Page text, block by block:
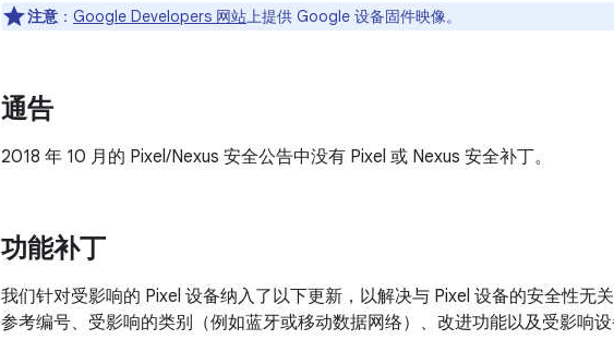
注意 ： Google Developers 网站上提供 Google 设备固件映像。
通告
2018 年 10 月的 Pixel/Nexus 安全公告中没有 Pixel 或 Nexus 安全补丁。
功能补丁
我们针对受影响的 Pixel 设备纳入了以下更新，以解决与 Pixel 设备的安全性无
参考编号、受影响的类别（例如蓝牙或移动数据网络）、改进功能以及受影响